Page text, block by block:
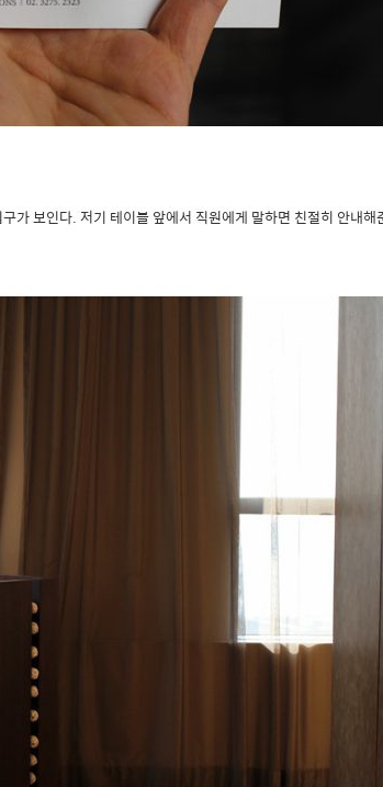
가 보인다. 저기 테이블 앞에서 직원에게 말하면 친절히 안내